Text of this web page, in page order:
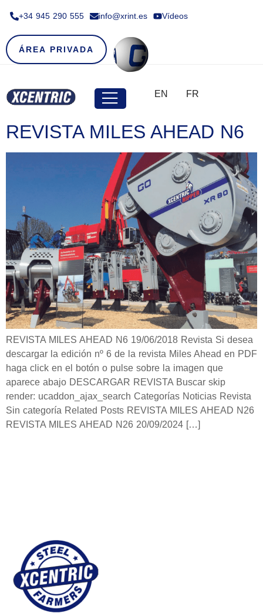
+34 945 290 555​ info@xrint.es Vídeos
ÁREA PRIVADA
EN FR
REVISTA MILES AHEAD N6
REVISTA MILES AHEAD N6 19/06/2018 Revista Si desea
descargar la edición nº 6 de la revista Miles Ahead en PDF
haga click en el botón o pulse sobre la imagen que
aparece abajo DESCARGAR REVISTA Buscar skip
render: ucaddon_ajax_search Categorías Noticias Revista
Sin categoría Related Posts REVISTA MILES AHEAD N26
REVISTA MILES AHEAD N26 20/09/2024 […]